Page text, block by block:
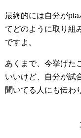
最終的には自分が
てどのように取り組
ですよ。
あくまで、今挙げた
いいけど、自分が試
聞いてる人にも伝わ